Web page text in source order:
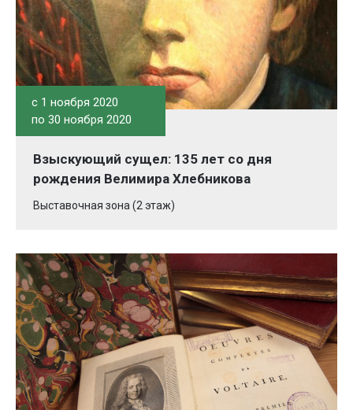
c 1 ноября 2020
по 30 ноября 2020
Взыскующий сущел: 135 лет со дня
рождения Велимира Хлебникова
Выставочная зона (2 этаж)